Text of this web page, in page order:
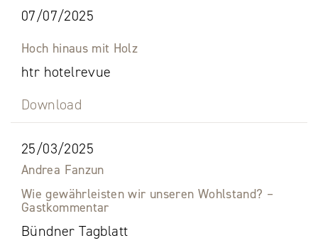
07/07/2025
Hoch hinaus mit Holz
htr hotelrevue
Download
25/03/2025
Andrea Fanzun
Wie gewährleisten wir unseren Wohlstand? –
Gastkommentar
Bündner Tagblatt